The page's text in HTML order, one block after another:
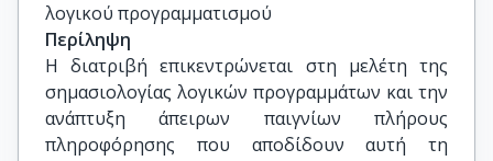
λογικού προγραμματισμού
Περίληψη
Η διατριβή επικεντρώνεται στη μελέτη της
σημασιολογίας λογικών προγραμμάτων και την
ανάπτυξη άπειρων παιγνίων πλήρους
πληροφόρησης που αποδίδουν αυτή τη